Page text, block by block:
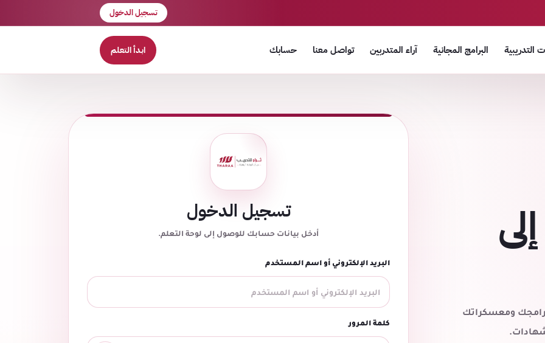
تسجيل الدخول
التدريبية البرامج المجانية آراء المتدربين تواصل معنا حسابك ابدأ التعلم
تسجيل الدخول
أدخل بيانات حسابك للوصول إلى لوحة التعلم.
البريد الإلكتروني أو اسم المستخدم
كلمة المرور
ومعسكراتك